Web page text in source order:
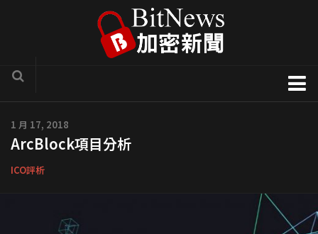
區塊鏈技術專欄
項目官方訊息
Solve.Care
1 月 17, 2018
ArcBlock項目分析
ICO評析